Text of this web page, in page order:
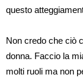
questo
Non credo che ciò
donna. Faccio la
molti ruoli ma non